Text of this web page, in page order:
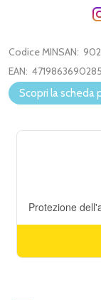
Codice MINSAN:
EAN: 4719863690285
Scopri la scheda